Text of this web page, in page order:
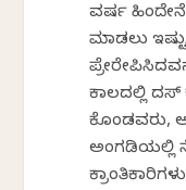
ವರ್ಷ ಹಿಂದೇನೆ
ಮಾಡಲು
ಕಾಲದಲ್ಲಿ
ಕೊಂಡವರು,
ಅಂಗಡಿಯಲ್ಲಿ